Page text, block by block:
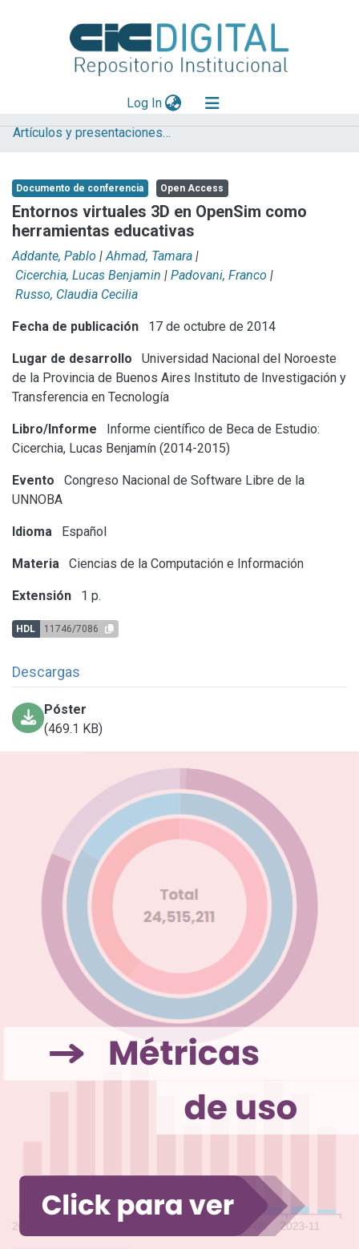
Log In(current)
Explorar
Aportar material
Statistics
Artículos y presentaciones en Congresos
Documento de conferencia Open Access
Entornos virtuales 3D en OpenSim como
herramientas educativas
Addante, Pablo | Ahmad, Tamara |
Cicerchia, Lucas Benjamin | Padovani, Franco |
Russo, Claudia Cecilia
Fecha de publicación 17 de octubre de 2014
Lugar de desarrollo
Universidad Nacional del Noroeste
de la Provincia de Buenos Aires Instituto de Investigación y
Transferencia en Tecnología
Libro/Informe
Informe científico de Beca de Estudio:
Cicerchia, Lucas Benjamín (2014-2015)
Evento
Congreso Nacional de Software Libre de la
UNNOBA
Idioma Español
Materia Ciencias de la Computación e Información
Extensión 1 p.
HDL 11746/7086
Descargas
Póster
(469.1 KB)